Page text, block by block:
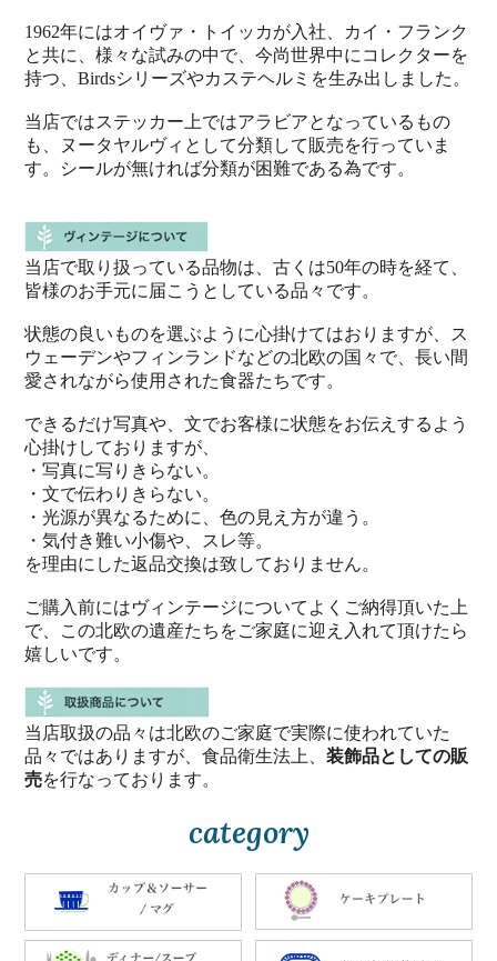
1962年にはオイヴァ・トイッカが入社、カイ・フランク
と共に、様々な試みの中で、今尚世界中にコレクターを
持つ、Birdsシリーズやカステヘルミを生み出しました。
当店ではステッカー上ではアラビアとなっているもの
も、ヌータヤルヴィとして分類して販売を行っていま
す。シールが無ければ分類が困難である為です。
当店で取り扱っている品物は、古くは50年の時を経て、
皆様のお手元に届こうとしている品々です。
状態の良いものを選ぶように心掛けてはおりますが、ス
ウェーデンやフィンランドなどの北欧の国々で、長い間
愛されながら使用された食器たちです。
できるだけ写真や、文でお客様に状態をお伝えするよう
心掛けしておりますが、
・写真に写りきらない。
・文で伝わりきらない。
・光源が異なるために、色の見え方が違う。
・気付き難い小傷や、スレ等。
を理由にした返品交換は致しておりません。
ご購入前にはヴィンテージについてよくご納得頂いた上
で、この北欧の遺産たちをご家庭に迎え入れて頂けたら
嬉しいです。
当店取扱の品々は北欧のご家庭で実際に使われていた
品々ではありますが、食品衛生法上、装飾品としての販
売を行なっております。
category